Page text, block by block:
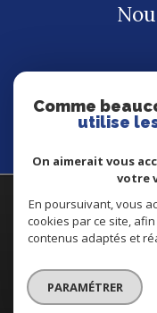
© 2026 | Tous droits
Plan du site-Mentions
Site
un seul
Comme
utilise
On aimerait vous
votre
En poursuivant, vous
cookies par ce site,
contenus adaptés et
PARAMÉTRER